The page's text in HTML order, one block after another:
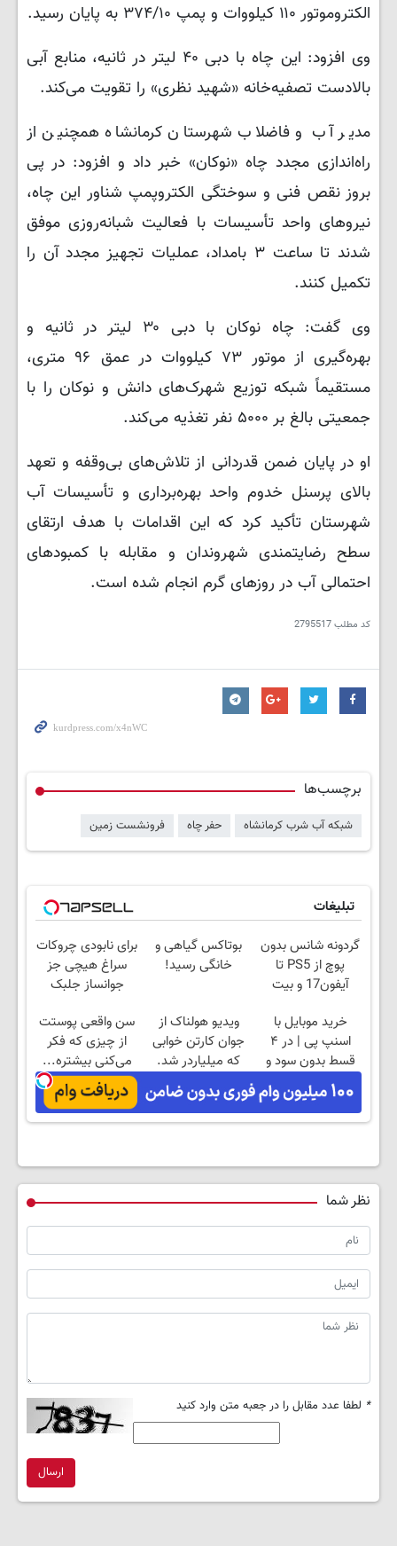
الکتروموتور ۱۱۰ کیلووات و پمپ ۳۷۴/۱۰ به پایان رسید.
وی افزود: این چاه با دبی ۴۰ لیتر در ثانیه، منابع آبی
بالادست تصفیه‌خانه «شهید نظری» را تقویت می‌کند.
مدیر آب و فاضلاب شهرستان کرمانشاه همچنین از
راه‌اندازی مجدد چاه «نوکان» خبر داد و افزود: در پی
بروز نقص فنی و سوختگی الکتروپمپ شناور این چاه،
نیروهای واحد تأسیسات با فعالیت شبانه‌روزی موفق
شدند تا ساعت ۳ بامداد، عملیات تجهیز مجدد آن را
تکمیل کنند.
وی گفت: چاه نوکان با دبی ۳۰ لیتر در ثانیه و
بهره‌گیری از موتور ۷۳ کیلووات در عمق ۹۶ متری،
مستقیماً شبکه توزیع شهرک‌های دانش و نوکان را با
جمعیتی بالغ بر ۵۰۰۰ نفر تغذیه می‌کند.
او در پایان ضمن قدردانی از تلاش‌های بی‌وقفه و تعهد
بالای پرسنل خدوم واحد بهره‌برداری و تأسیسات آب
شهرستان تأکید کرد که این اقدامات با هدف ارتقای
سطح رضایتمندی شهروندان و مقابله با کمبودهای
احتمالی آب در روزهای گرم انجام شده است.
کد مطلب2795517
برچسب‌ها
شبکه آب شرب کرمانشاه حفر چاه فرونشست زمین
تبلیغات
گردونه شانس بدون
پوچ از PS5 تا
آیفون17 و بیت
بوتاکس گیاهی و
خانگی رسید!
برای نابودی چروکات
سراغ هیچی جز
جوانساز جلبک
خرید موبایل با
اسنپ پی | در ۴
قسط بدون سود و
کارمزد!
ویدیو هولناک از
جوان کارتن خوابی
که میلیاردر شد.
آموزش رایگان
سن واقعی پوستت
از چیزی که فکر
می‌کنی بیشتره...
نظر شما
* لطفا عدد مقابل را در جعبه متن وارد کنید
ارسال